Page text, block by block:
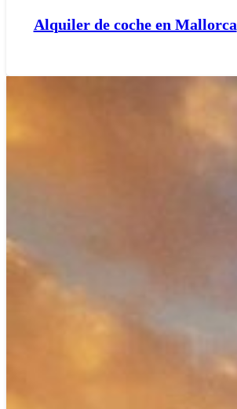
Alquiler de coche en Mallorca